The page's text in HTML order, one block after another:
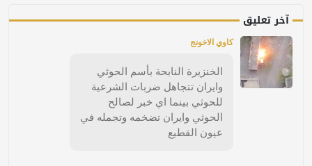
آخر تعليق
كاوي الاخونج
الخنزيرة النابحة بأسم الحوثي
وايران تتجاهل ضربات الشرعية
للحوثي بينما اي خبر لصالح
الحوثي وايران تضخمه وتجمله في
عيون القطيع